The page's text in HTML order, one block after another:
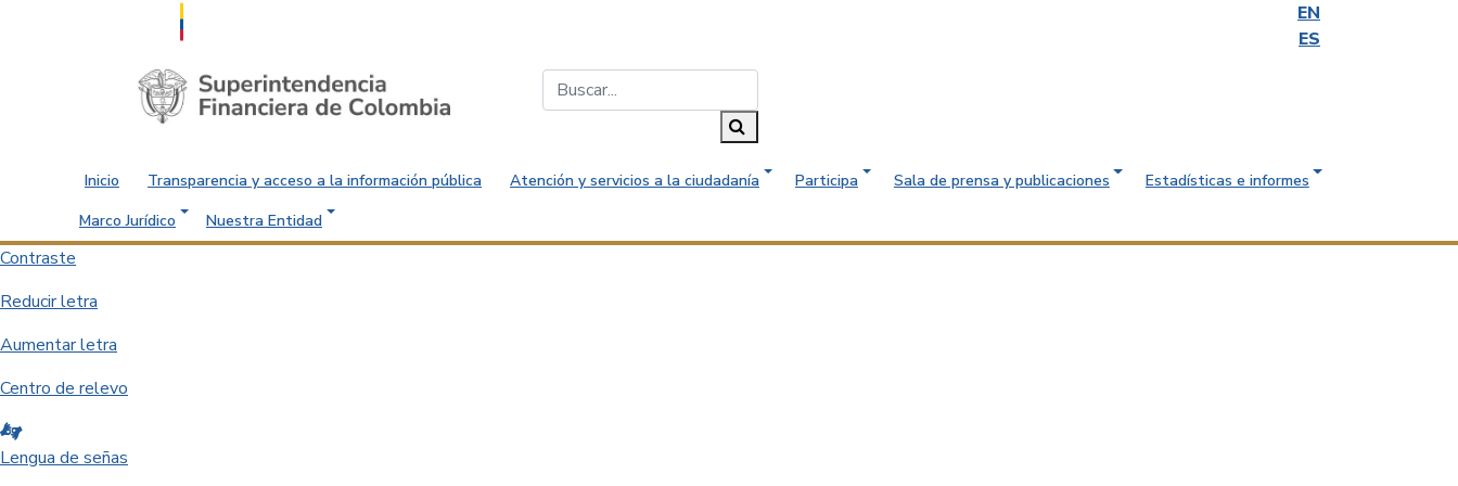
EN
ES
Saltar al contenido principal
Inicio Transparencia y acceso a la información pública Atención y servicios a la ciudadanía Participa Sala de prensa y publicaciones
Estadísticas e informes
Marco Jurídico
Nuestra Entidad
Contraste
Reducir letra
Aumentar letra
Centro de relevo
Lengua de señas